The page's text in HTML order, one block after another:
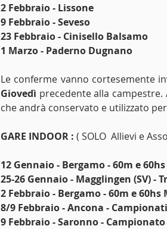
2 Febbraio - Lissone
9 Febbraio - Seveso
23 Febbraio - Cinisello Balsamo
1 Marzo - Paderno Dugnano
Le conferme vanno cortesemente
Giovedì precedente alla
che andrà conservato e utilizzato
GARE INDOOR : ( SOLO  Allievi e
12 Gennaio - Bergamo - 60m e
25-26 Gennaio - Magglingen (SV) -
2 Febbraio - Bergamo - 60m e 60hs
8/9 Febbraio - Ancona -
9 Febbraio - Saronno -